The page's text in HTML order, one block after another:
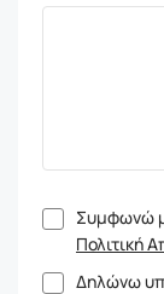
Συμφωνώ
Πολιτική
Δηλώνω